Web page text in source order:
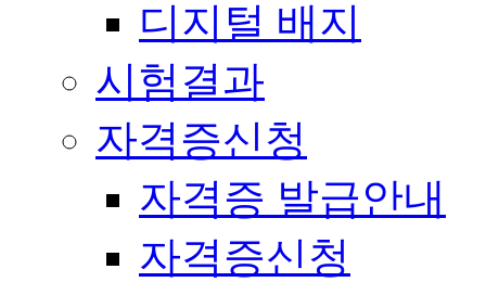
디지털 배지
시험결과
자격증신청
자격증 발급안내
자격증신청